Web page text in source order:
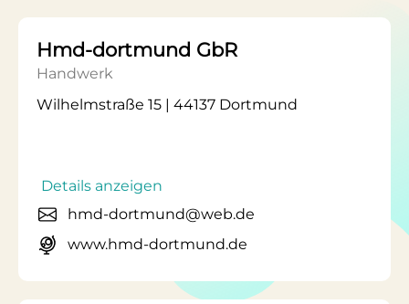
Hmd-dortmund GbR
Handwerk
Wilhelmstraße 15 | 44137 Dortmund
Details anzeigen
hmd-dortmund@web.de
www.hmd-dortmund.de